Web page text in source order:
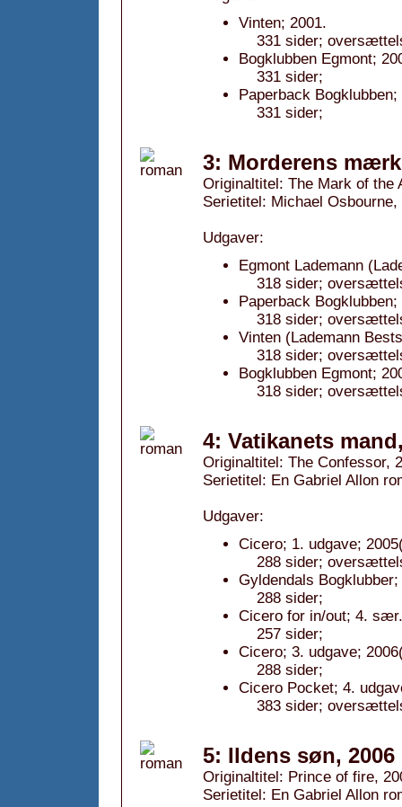
Vinten; 2001.
331 sider;
Bogklubben Egmont;
331 sider;
Paperback Bogklubben;
331 sider;
3: Morderens
Originaltitel: The Mark of the
Serietitel: Michael Osbourne,
Udgaver:
Egmont Lademann
318 sider;
Paperback Bogklubben;
318 sider;
Vinten (Lademann
318 sider;
Bogklubben Egmont;
318 sider;
4: Vatikanets
Originaltitel: The Confessor,
Serietitel: En Gabriel Allon
Udgaver:
Cicero; 1. udgave;
288 sider;
Gyldendals
288 sider;
Cicero for in/out; 4.
257 sider;
Cicero; 3. udgave;
288 sider;
Cicero Pocket; 4.
383 sider;
5: Ildens søn, 2006
Originaltitel: Prince of fire,
Serietitel: En Gabriel Allon